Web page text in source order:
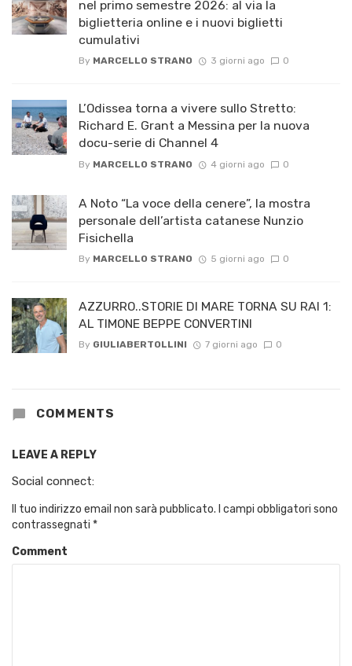
nel primo semestre 2026: al via la
biglietteria online e i nuovi biglietti
cumulativi
By MARCELLO STRANO 3 giorni ago 0
L’Odissea torna a vivere sullo Stretto:
Richard E. Grant a Messina per la nuova
docu-serie di Channel 4
By MARCELLO STRANO 4 giorni ago 0
A Noto “La voce della cenere”, la mostra
personale dell’artista catanese Nunzio
Fisichella
By MARCELLO STRANO 5 giorni ago 0
AZZURRO..STORIE DI MARE TORNA SU RAI 1:
AL TIMONE BEPPE CONVERTINI
By GIULIABERTOLLINI 7 giorni ago 0
COMMENTS
LEAVE A REPLY
Social connect:
Il tuo indirizzo email non sarà pubblicato. I campi obbligatori sono
contrassegnati *
Comment